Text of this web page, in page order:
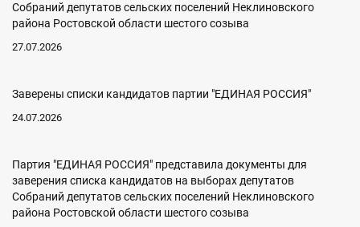
Собраний депутатов сельских поселений Неклиновского
района Ростовской области шестого созыва
27.07.2026
Заверены списки кандидатов партии "ЕДИНАЯ РОССИЯ"
24.07.2026
Партия "ЕДИНАЯ РОССИЯ" представила документы для
заверения списка кандидатов на выборах депутатов
Собраний депутатов сельских поселений Неклиновского
района Ростовской области шестого созыва